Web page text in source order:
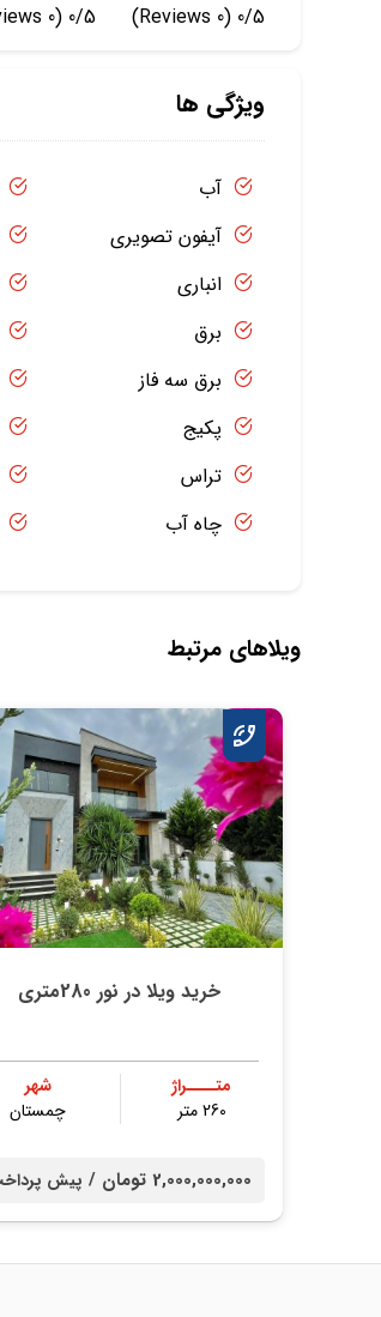
0/5
(0 Reviews)
0/5
(0 Reviews)
ویژگی ها
آب
آیفون تصویری
انباری
برق
برق سه فاز
پکیج
تراس
چاه آب
ویلاهای مرتبط
خرید ویلا در نور 280متری
متــــراژ
260 متر
شهر
چمستان
2,000,000,000 تومان / پیش